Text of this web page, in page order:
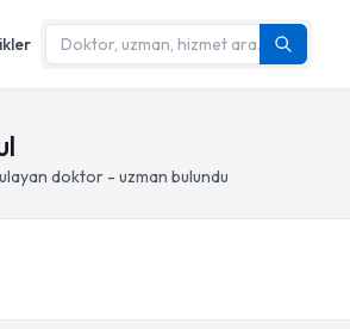
doktor - uzman bulundu